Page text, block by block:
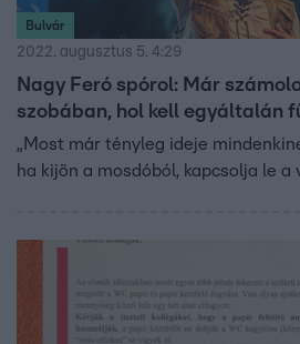
Bulvár
2022. augusztus 5. 4:29
Nagy Feró spórol: Már
szobában, hol kell egyáltalán
„Most már tényleg ideje
ha kijön a mosdóból, kapcsolja le a